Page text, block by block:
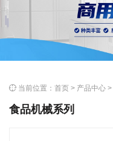
 当前位置： 首页 > 产品中心 >
食品机械系列